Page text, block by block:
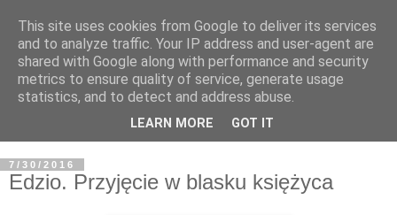
7/30/2016
Edzio. Przyjęcie w blasku księżyca
This site uses cookies from Google to deliver its services
and to analyze traffic. Your IP address and user-agent are
shared with Google along with performance and security
metrics to ensure quality of service, generate usage
statistics, and to detect and address abuse.
LEARN MORE GOT IT